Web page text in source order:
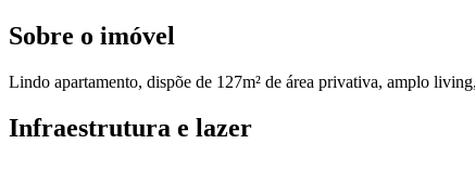
Sobre o imóvel
Lindo apartamento, dispõe de 127m² de área privativa, amplo
Infraestrutura e lazer